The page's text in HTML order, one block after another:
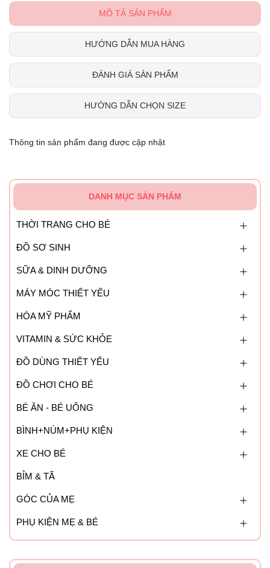
MÔ TẢ SẢN PHẨM
HƯỚNG DẪN MUA HÀNG
ĐÁNH GIÁ SẢN PHẨM
HƯỚNG DẪN CHỌN SIZE
Thông tin sản phẩm đang được cập nhật
DANH MỤC SẢN PHẨM
THỜI TRANG CHO BÉ
ĐỒ SƠ SINH
SỮA & DINH DƯỠNG
MÁY MÓC THIẾT YẾU
HÓA MỸ PHẨM
VITAMIN & SỨC KHỎE
ĐỒ DÙNG THIẾT YẾU
ĐỒ CHƠI CHO BÉ
BÉ ĂN - BÉ UỐNG
BÌNH+NÚM+PHỤ KIỆN
XE CHO BÉ
BỈM & TÃ
GÓC CỦA MẸ
PHỤ KIỆN MẸ & BÉ